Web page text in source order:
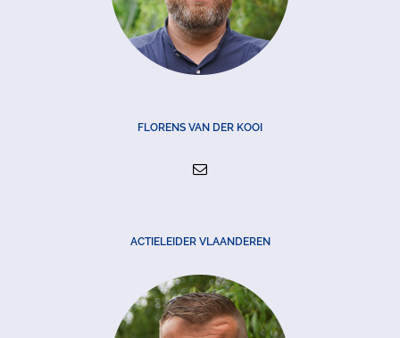
FLORENS VAN DER KOOI
ACTIELEIDER VLAANDEREN